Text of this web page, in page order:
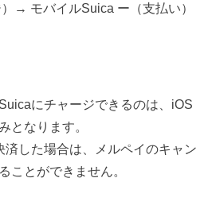
→ モバイルSuica ー（支払い）
にチャージできるのは、iOS
となります。
した場合は、メルペイのキャン
ことができません。